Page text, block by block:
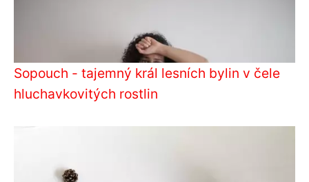
Sopouch - tajemný král lesních bylin v čele
hluchavkovitých rostlin